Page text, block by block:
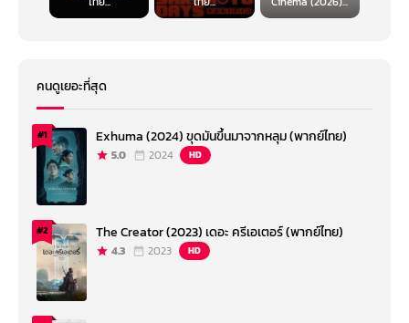
คนดูเยอะที่สุด
#1 Exhuma (2024) ขุดมันขึ้นมาจากหลุม (พากย์ไทย)
5.0 2024 HD
#2 The Creator (2023) เดอะ ครีเอเตอร์ (พากย์ไทย)
4.3 2023 HD